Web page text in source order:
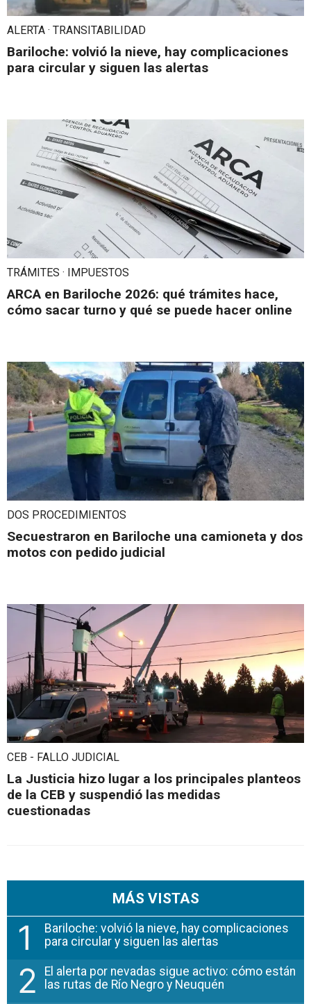
ALERTA · TRANSITABILIDAD
Bariloche: volvió la nieve, hay complicaciones
para circular y siguen las alertas
TRÁMITES · IMPUESTOS
ARCA en Bariloche 2026: qué trámites hace,
cómo sacar turno y qué se puede hacer online
DOS PROCEDIMIENTOS
Secuestraron en Bariloche una camioneta y dos
motos con pedido judicial
CEB - FALLO JUDICIAL
La Justicia hizo lugar a los principales planteos
de la CEB y suspendió las medidas
cuestionadas
MÁS VISTAS
1
Bariloche: volvió la nieve, hay complicaciones
para circular y siguen las alertas
2
El alerta por nevadas sigue activo: cómo están
las rutas de Río Negro y Neuquén